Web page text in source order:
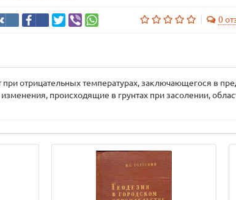
0
отрицательных температурах, заключающегося в
происходящие в грунтах при засолении,